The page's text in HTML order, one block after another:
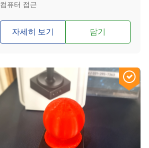
컴퓨터 접근
자세히 보기 담기